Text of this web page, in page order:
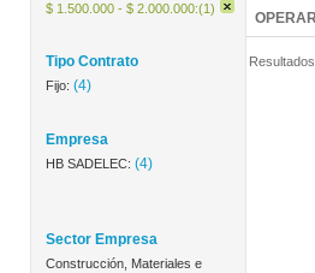
$ 1.500.000 - $ 2.000.000:(1)
Tipo Contrato
Fijo: (4)
Empresa
HB SADELEC: (4)
Sector Empresa
Construcción, Materiales e